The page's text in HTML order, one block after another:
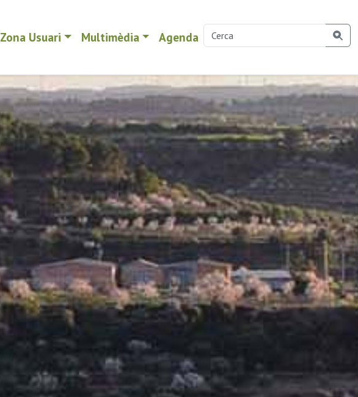
Zona Usuari Multimèdia Agenda